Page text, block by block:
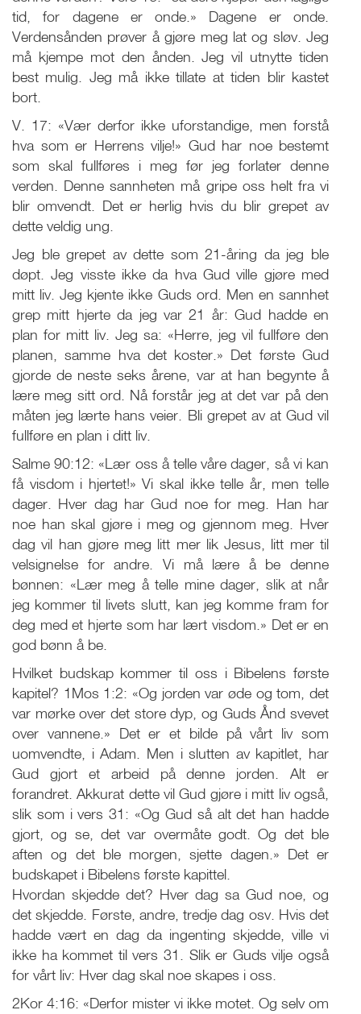
tid, for dagene er onde.» Dagene er onde.
Verdensånden prøver å gjøre meg lat og sløv. Jeg
må kjempe mot den ånden. Jeg vil utnytte tiden
best mulig. Jeg må ikke tillate at tiden blir kastet
bort.
V. 17: «Vær derfor ikke uforstandige, men forstå
hva som er Herrens vilje!» Gud har noe bestemt
som skal fullføres i meg før jeg forlater denne
verden. Denne sannheten må gripe oss helt fra vi
blir omvendt. Det er herlig hvis du blir grepet av
dette veldig ung.
Jeg ble grepet av dette som 21-åring da jeg ble
døpt. Jeg visste ikke da hva Gud ville gjøre med
mitt liv. Jeg kjente ikke Guds ord. Men en sannhet
grep mitt hjerte da jeg var 21 år: Gud hadde en
plan for mitt liv. Jeg sa: «Herre, jeg vil fullføre den
planen, samme hva det koster.» Det første Gud
gjorde de neste seks årene, var at han begynte å
lære meg sitt ord. Nå forstår jeg at det var på den
måten jeg lærte hans veier. Bli grepet av at Gud vil
fullføre en plan i ditt liv.
Salme 90:12: «Lær oss å telle våre dager, så vi kan
få visdom i hjertet!» Vi skal ikke telle år, men telle
dager. Hver dag har Gud noe for meg. Han har
noe han skal gjøre i meg og gjennom meg. Hver
dag vil han gjøre meg litt mer lik Jesus, litt mer til
velsignelse for andre. Vi må lære å be denne
bønnen: «Lær meg å telle mine dager, slik at når
jeg kommer til livets slutt, kan jeg komme fram for
deg med et hjerte som har lært visdom.» Det er en
god bønn å be.
Hvilket budskap kommer til oss i Bibelens første
kapitel? 1Mos 1:2: «Og jorden var øde og tom, det
var mørke over det store dyp, og Guds Ånd svevet
over vannene.» Det er et bilde på vårt liv som
uomvendte, i Adam. Men i slutten av kapitlet, har
Gud gjort et arbeid på denne jorden. Alt er
forandret. Akkurat dette vil Gud gjøre i mitt liv også,
slik som i vers 31: «Og Gud så alt det han hadde
gjort, og se, det var overmåte godt. Og det ble
aften og det ble morgen, sjette dagen.» Det er
budskapet i Bibelens første kapittel.
Hvordan skjedde det? Hver dag sa Gud noe, og
det skjedde. Første, andre, tredje dag osv. Hvis det
hadde vært en dag da ingenting skjedde, ville vi
ikke ha kommet til vers 31. Slik er Guds vilje også
for vårt liv: Hver dag skal noe skapes i oss.
2Kor 4:16: «Derfor mister vi ikke motet. Og selv om